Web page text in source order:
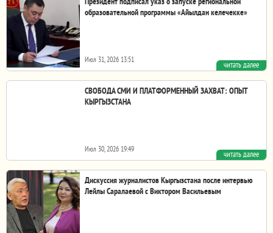
Президент подписал указ о запуске региональной
образовательной программы «Айылдан келечекке»
Июл 31, 2026 13:51
Президент Садыр Жапаров 28 июля 2026 года подписал
указ №267 об учреждении региональной...
читать далее
СВОБОДА СМИ И ПЛАТФОРМЕННЫЙ ЗАХВАТ: ОПЫТ
КЫРГЫЗСТАНА
Июл 30, 2026 19:49
Данное исследование посвящено влиянию цифровых
платформ на свободу СМИ и деятельность медиа в...
читать далее
Дискуссия журналистов Кыргызстана после интервью
Лейлы Саралаевой с Виктором Васильевым